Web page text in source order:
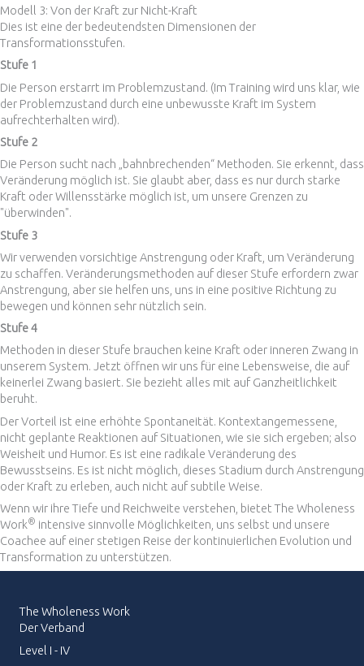
Modell 3: Von der Kraft zur Nicht-Kraft
Dies ist eine der bedeutendsten Dimensionen der
Transformationsstufen.
Stufe 1
Die Person erstarrt im Problemzustand. (Im Training wird uns klar, wie
der Problemzustand durch eine unbewusste Kraft im System
aufrechterhalten wird).
Stufe 2
Die Person sucht nach „bahnbrechenden“ Methoden. Sie erkennt, dass
Veränderung möglich ist. Sie glaubt aber, dass es nur durch starke
Kraft oder Willensstärke möglich ist, um unsere Grenzen zu
"überwinden".
Stufe 3
Wir verwenden vorsichtige Anstrengung oder Kraft, um Veränderung
zu schaffen. Veränderungsmethoden auf dieser Stufe erfordern zwar
Anstrengung, aber sie helfen uns, uns in eine positive Richtung zu
bewegen und können sehr nützlich sein.
Stufe 4
Methoden in dieser Stufe brauchen keine Kraft oder inneren Zwang in
unserem System. Jetzt öffnen wir uns für eine Lebensweise, die auf
keinerlei Zwang basiert. Sie bezieht alles mit auf Ganzheitlichkeit
beruht.
Der Vorteil ist eine erhöhte Spontaneität. Kontextangemessene,
nicht geplante Reaktionen auf Situationen, wie sie sich ergeben; also
Weisheit und Humor. Es ist eine radikale Veränderung des
Bewusstseins. Es ist nicht möglich, dieses Stadium durch Anstrengung
oder Kraft zu erleben, auch nicht auf subtile Weise.
Wenn wir ihre Tiefe und Reichweite verstehen, bietet The Wholeness
Work® intensive sinnvolle Möglichkeiten, uns selbst und unsere
Coachee auf einer stetigen Reise der kontinuierlichen Evolution und
Transformation zu unterstützen.
The Wholeness Work
Der Verband
Level I - IV